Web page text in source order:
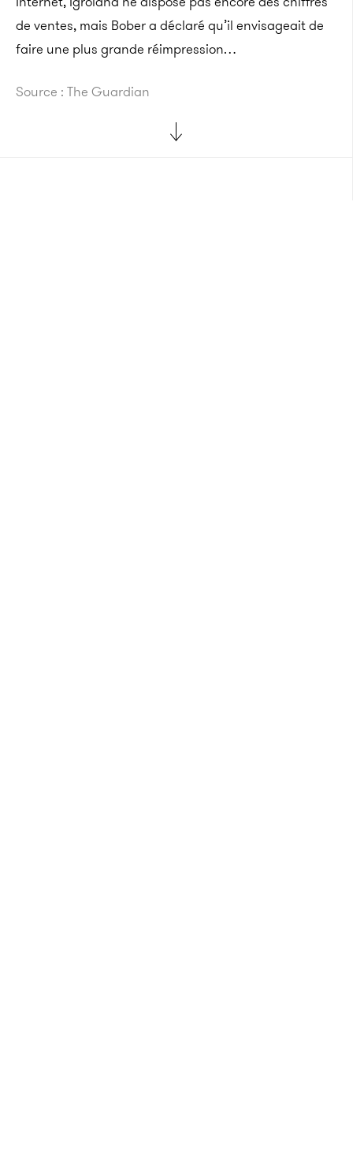
de ventes, mais Bober a déclaré qu’il envisageait de
faire une plus grande réimpression…
Source : The Guardian